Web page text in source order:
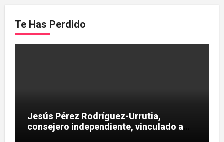
Te Has Perdido
Jesús Pérez Rodríguez-Urrutia,
consejero independiente, vinculado a